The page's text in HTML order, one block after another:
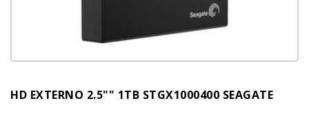
HD EXTERNO 2.5"" 1TB STGX1000400 SEAGATE